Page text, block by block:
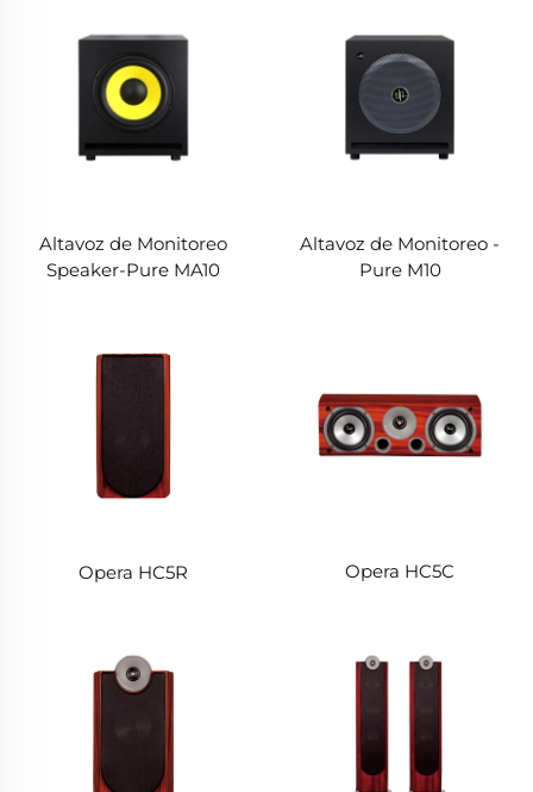
Altavoz de Monitoreo
Speaker-Pure MA10
Altavoz de Monitoreo -
Pure M10
Opera HC5R Opera HC5C